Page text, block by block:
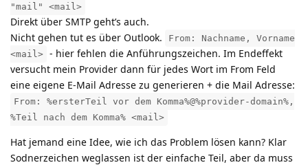
"mail" <mail>
Direkt über SMTP geht’s auch.
Nicht gehen tut es über Outlook.
From: Nachname, Vorname
<mail>
- hier fehlen die Anführungszeichen. Im Endeffekt
versucht mein Provider dann für jedes Wort im From Feld
eine eigene E-Mail Adresse zu generieren + die Mail Adresse:
From: %ersterTeil vor dem Komma%@%provider-domain%,
%Teil nach dem Komma% <mail>
Hat jemand eine Idee, wie ich das Problem lösen kann? Klar
Sodnerzeichen weglassen ist der einfache Teil, aber da muss